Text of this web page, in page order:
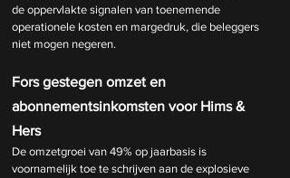
de oppervlakte signalen van toenemende
operationele kosten en margedruk, die beleggers
niet mogen negeren.
Fors gestegen omzet en
abonnementsinkomsten voor Hims &
Hers
De omzetgroei van 49% op jaarbasis is
voornamelijk toe te schrijven aan de explosieve